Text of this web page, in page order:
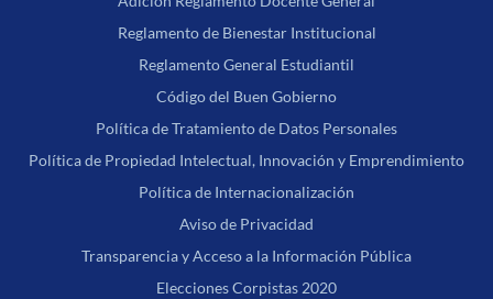
Reglamento de Bienestar Institucional
Reglamento General Estudiantil
Código del Buen Gobierno
Política de Tratamiento de Datos Personales
Política de Propiedad Intelectual, Innovación y Emprendimiento
Política de Internacionalización
Aviso de Privacidad
Transparencia y Acceso a la Información Pública
Elecciones Corpistas 2020